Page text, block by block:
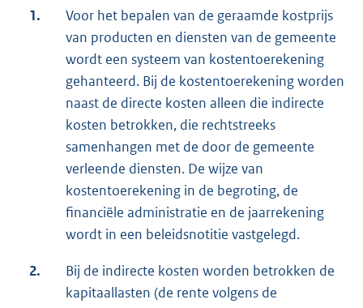
1.
Voor het bepalen van de geraamde kostprijs
van producten en diensten van de gemeente
wordt een systeem van kostentoerekening
gehanteerd. Bij de kostentoerekening worden
naast de directe kosten alleen die indirecte
kosten betrokken, die rechtstreeks
samenhangen met de door de gemeente
verleende diensten. De wijze van
kostentoerekening in de begroting, de
financiële administratie en de jaarrekening
wordt in een beleidsnotitie vastgelegd.
2.
Bij de indirecte kosten worden betrokken de
kapitaallasten (de rente volgens de